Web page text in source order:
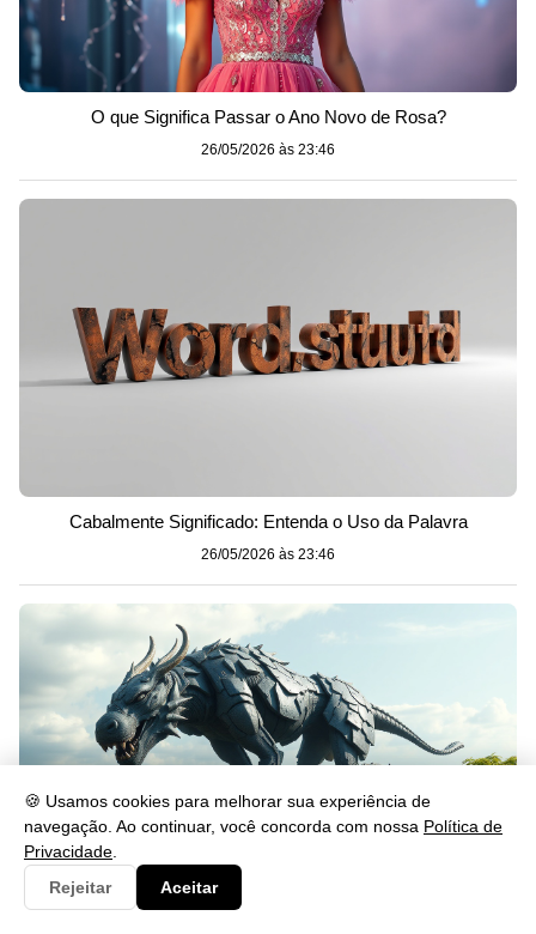
🍪 Usamos cookies para melhorar sua experiência de
navegação. Ao continuar, você concorda com nossa Política de
Privacidade
Rejeitar
Aceitar
O que Significa Passar o Ano Novo de Rosa?
26/05/2026 às 23:46
Cabalmente Significado: Entenda o Uso da Palavra
26/05/2026 às 23:46